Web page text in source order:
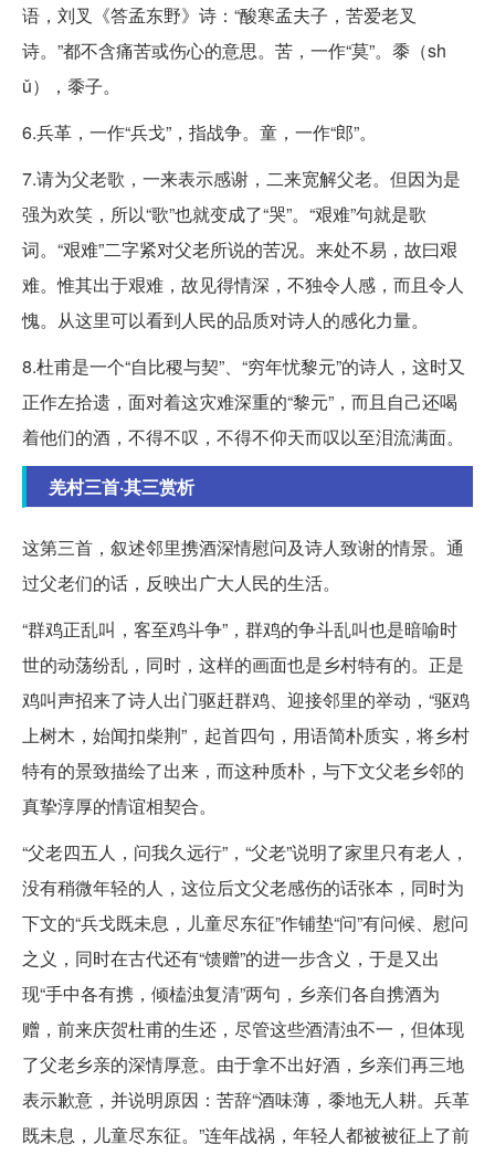
语，刘叉《答孟东野》诗：“酸寒孟夫子，苦爱老叉
诗。”都不含痛苦或伤心的意思。苦，一作“莫”。黍（sh
ǔ），黍子。
6.兵革，一作“兵戈”，指战争。童，一作“郎”。
7.请为父老歌，一来表示感谢，二来宽解父老。但因为是
强为欢笑，所以“歌”也就变成了“哭”。“艰难”句就是歌
词。“艰难”二字紧对父老所说的苦况。来处不易，故曰艰
难。惟其出于艰难，故见得情深，不独令人感，而且令人
愧。从这里可以看到人民的品质对诗人的感化力量。
8.杜甫是一个“自比稷与契”、“穷年忧黎元”的诗人，这时又
正作左拾遗，面对着这灾难深重的“黎元”，而且自己还喝
着他们的酒，不得不叹，不得不仰天而叹以至泪流满面。
羌村三首·其三赏析
这第三首，叙述邻里携酒深情慰问及诗人致谢的情景。通
过父老们的话，反映出广大人民的生活。
“群鸡正乱叫，客至鸡斗争”，群鸡的争斗乱叫也是暗喻时
世的动荡纷乱，同时，这样的画面也是乡村特有的。正是
鸡叫声招来了诗人出门驱赶群鸡、迎接邻里的举动，“驱鸡
上树木，始闻扣柴荆”，起首四句，用语简朴质实，将乡村
特有的景致描绘了出来，而这种质朴，与下文父老乡邻的
真挚淳厚的情谊相契合。
“父老四五人，问我久远行”，“父老”说明了家里只有老人，
没有稍微年轻的人，这位后文父老感伤的话张本，同时为
下文的“兵戈既未息，儿童尽东征”作铺垫“问”有问候、慰问
之义，同时在古代还有“馈赠”的进一步含义，于是又出
现“手中各有携，倾榼浊复清”两句，乡亲们各自携酒为
赠，前来庆贺杜甫的生还，尽管这些酒清浊不一，但体现
了父老乡亲的深情厚意。由于拿不出好酒，乡亲们再三地
表示歉意，并说明原因：苦辞“酒味薄，黍地无人耕。兵革
既未息，儿童尽东征。”连年战祸，年轻人都被被征上了前